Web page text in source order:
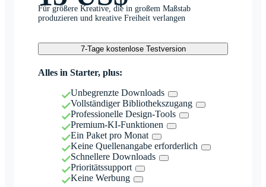
Für größere Kreative, die in großem Maßstab
produzieren und kreative Freiheit verlangen
7-Tage kostenlose Testversion
Alles in Starter, plus:
Unbegrenzte Downloads
Vollständiger Bibliothekszugang
Professionelle Design-Tools
Premium-KI-Funktionen
Ein Paket pro Monat
Keine Quellenangabe erforderlich
Schnellere Downloads
Prioritätssupport
Keine Werbung